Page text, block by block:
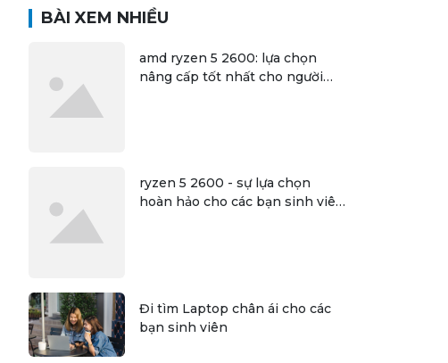
BÀI XEM NHIỀU
amd ryzen 5 2600: lựa chọn
nâng cấp tốt nhất cho người
ryzen 5 2600 - sự lựa chọn
hoàn hảo cho các bạn sinh viên
Đi tìm Laptop chân ái cho các
bạn sinh viên